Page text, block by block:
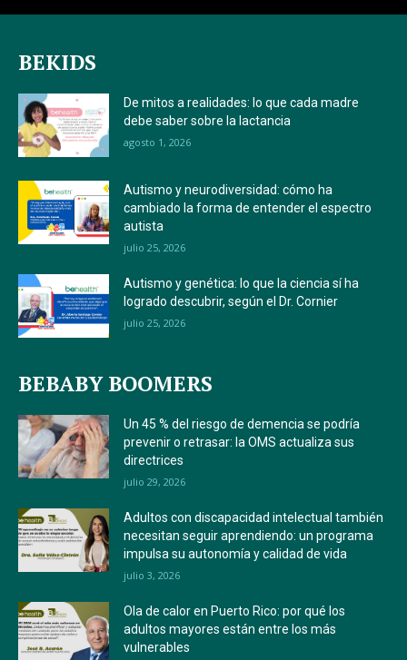
BEKIDS
De mitos a realidades: lo que cada madre
debe saber sobre la lactancia
agosto 1, 2026
Autismo y neurodiversidad: cómo ha
cambiado la forma de entender el espectro
autista
julio 25, 2026
Autismo y genética: lo que la ciencia sí ha
logrado descubrir, según el Dr. Cornier
julio 25, 2026
BEBABY BOOMERS
Un 45 % del riesgo de demencia se podría
prevenir o retrasar: la OMS actualiza sus
directrices
julio 29, 2026
Adultos con discapacidad intelectual también
necesitan seguir aprendiendo: un programa
impulsa su autonomía y calidad de vida
julio 3, 2026
Ola de calor en Puerto Rico: por qué los
adultos mayores están entre los más
vulnerables